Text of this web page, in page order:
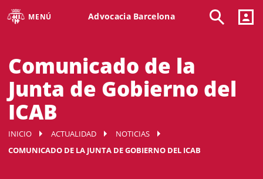
MENÚ Advocacia Barcelona
Comunicado de la
Junta de Gobierno del
ICAB
INICIO ACTUALIDAD
NOTICIAS
COMUNICADO DE LA JUNTA DE GOBIERNO DEL ICAB